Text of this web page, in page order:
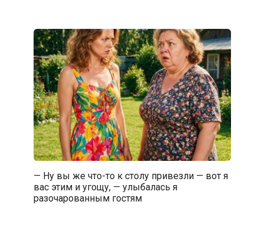
— Ну вы же что-то к столу привезли — вот я
вас этим и угощу, — улыбалась я
разочарованным гостям